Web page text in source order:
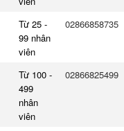
Từ 25 -
99 nhân
viên
02866858735
Từ 100 -
499
nhân
viên
02866825499